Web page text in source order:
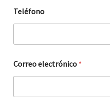
Teléfono
Correo electrónico *